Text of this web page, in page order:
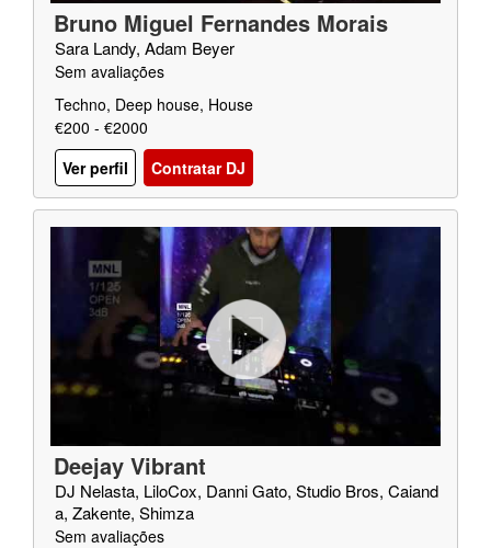
Bruno Miguel Fernandes Morais
Sara Landy, Adam Beyer
Sem avaliações
Techno, Deep house, House
€200 - €2000
Ver perfil
Contratar DJ
Deejay Vibrant
DJ Nelasta, LiloCox, Danni Gato, Studio Bros, Caiand
a, Zakente, Shimza
Sem avaliações